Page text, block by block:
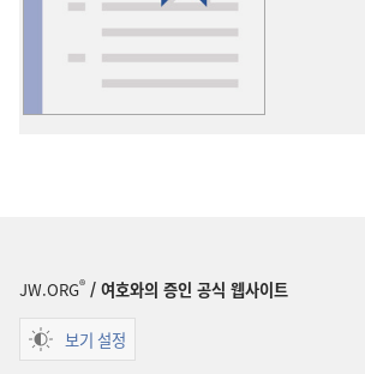
JW.ORG® / 여호와의 증인 공식 웹사이트
보기 설정